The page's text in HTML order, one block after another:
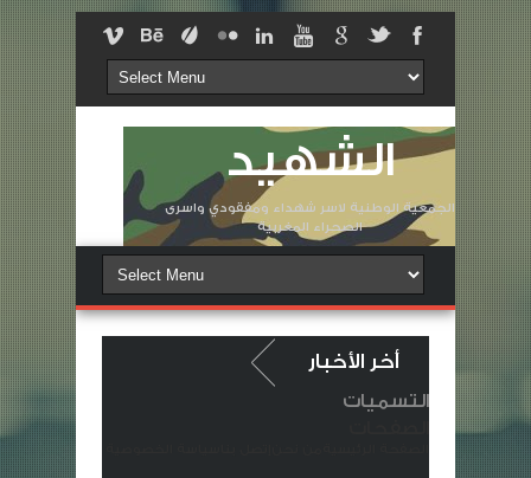
الشهيد
الجمعية الوطنية لاسر شهداء ومفقودي واسرى
الصحراء المغربية
أخر الأخبار
تعزية ومواساة في وفاة المشمولة برحمته السيدة الزهرة لولانتي أرملة
التسميات